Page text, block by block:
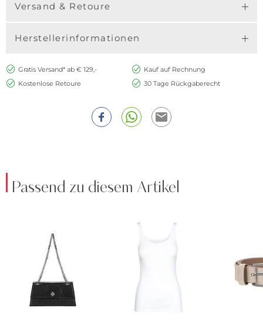
Versand & Retoure
Herstellerinformationen
Gratis Versand* ab € 129,-
Kauf auf Rechnung
Kostenlose Retoure
30 Tage Rückgaberecht
Passend zu diesem Artikel